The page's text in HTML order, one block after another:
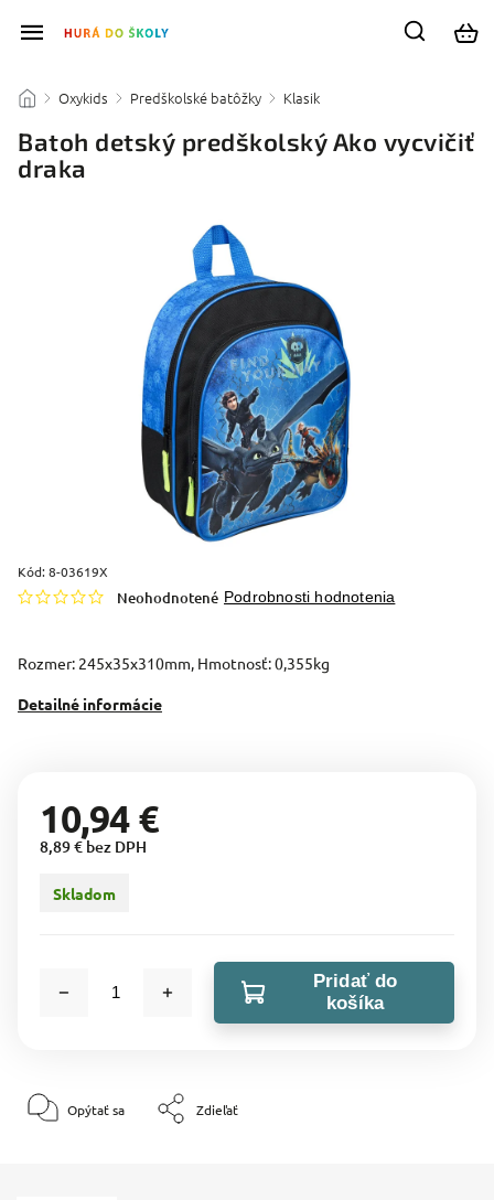
/ Oxykids / Predškolské batôžky / Klasik
Batoh detský predškolský Ako vycvičiť
draka
Kód:8-03619X
Neohodnotené Podrobnosti hodnotenia
Rozmer: 245x35x310mm, Hmotnosť: 0,355kg
Detailné informácie
10,94 €
8,89 € bez DPH
Skladom
Pridať do
košíka
Opýtať sa Zdieľať